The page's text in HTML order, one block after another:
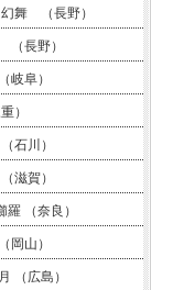
幻舞 （長野）
長野）
阜）
）
石川）
滋賀）
羅 （奈良）
岡山）
（広島）